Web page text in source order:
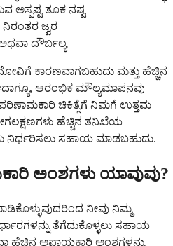
ಅಸ್ಪಷ್ಟ ತೂಕ ನಷ್ಟ
ಜ್ವರ
ಅಥವಾ ದೌರ್ಬಲ್ಯ
ಕಾರಣವಾಗಬಹುದು ಮತ್ತು ಹೆಚ್ಚಿನ
ಆರಂಭಿಕ ಮೌಲ್ಯಮಾಪನವು
ಪರಿಣಾಮಕಾರಿ ಚಿಕಿತ್ಸೆಗೆ ನಿಮಗೆ ಉತ್ತಮ
ಹೆಚ್ಚಿನ ತನಿಖೆಯ
ನಿರ್ಧರಿಸಲು ಸಹಾಯ ಮಾಡಬಹುದು.
ಅಂಶಗಳು ಯಾವುವು?
ನೀವು ನಿಮ್ಮ
ತೆಗೆದುಕೊಳ್ಳಲು ಸಹಾಯ
ಹೆಚ್ಚಿನ ಅಪಾಯಕಾರಿ ಅಂಶಗಳನ್ನು